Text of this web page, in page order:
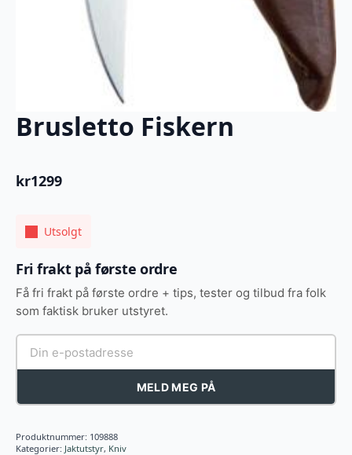
Brusletto Fiskern
kr1299
Utsolgt
Fri frakt på første ordre
Få fri frakt på første ordre + tips, tester og tilbud fra folk
som faktisk bruker utstyret.
MELD MEG PÅ
Produktnummer: 109888
Kategorier: Jaktutstyr, Kniv